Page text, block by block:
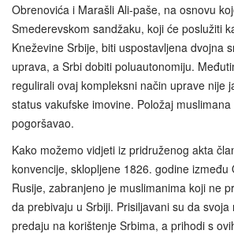
Obrenovića i Marašli Ali-paše, na osnovu
Smederevskom sandžaku, koji će poslužiti
Kneževine Srbije, biti uspostavljena dvojna
uprava, a Srbi dobiti poluautonomiju.
regulirali ovaj kompleksni način uprave nije
status vakufske imovine. Položaj
pogoršavao.
Kako možemo vidjeti iz pridruženog akta
konvencije, sklopljene 1826. godine između
Rusije, zabranjeno je muslimanima koji ne
da prebivaju u Srbiji. Prisiljavani su da
predaju na korištenje Srbima, a prihodi s